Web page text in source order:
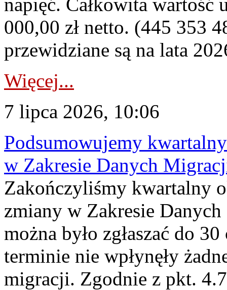
000,00 zł netto. (445 353
przewidziane są na lata
Więcej...
7 lipca 2026, 10:06
Podsumowujemy
w Zakresie Danych
Zakończyliśmy kwartalny
zmiany w Zakresie
można było zgłaszać do
terminie nie wpłynęły
migracji. Zgodnie z pkt.